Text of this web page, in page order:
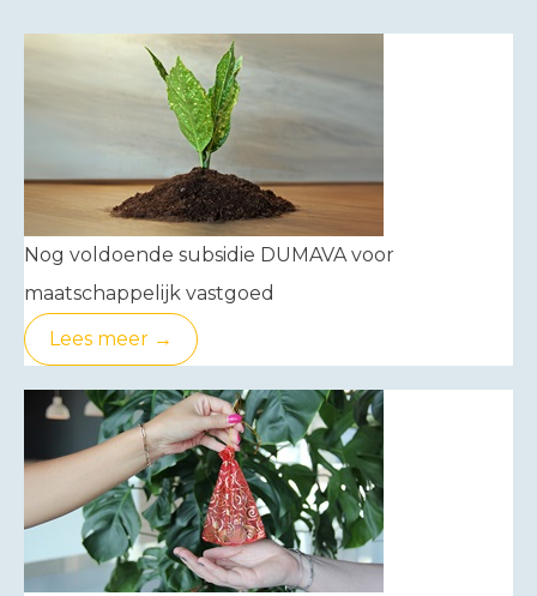
Nog voldoende subsidie DUMAVA voor
maatschappelijk vastgoed
Lees meer →